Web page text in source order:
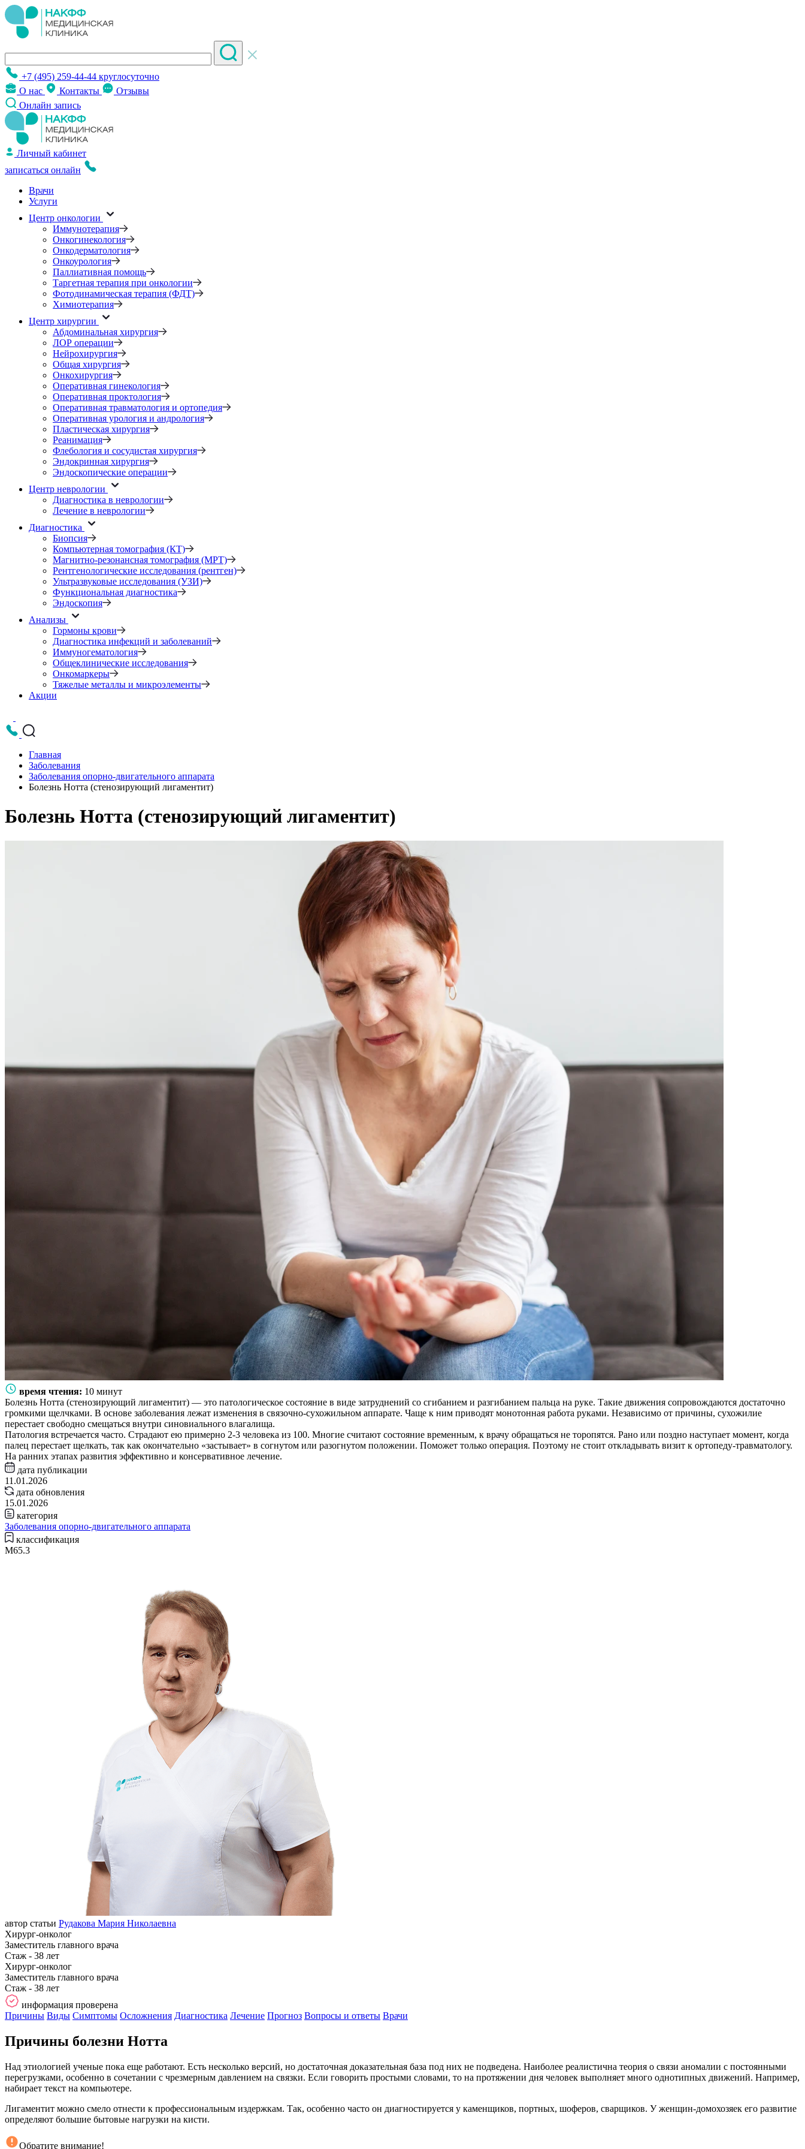
+7 (495) 259-44-44 круглосуточно
О нас
Контакты
Отзывы
Онлайн запись
Личный кабинет
записаться онлайн
Врачи
Услуги
Центр онкологии
Иммунотерапия
Онкогинекология
Онкодерматология
Онкоурология
Паллиативная помощь
Таргетная терапия при онкологии
Фотодинамическая терапия (ФДТ)
Химиотерапия
Центр хирургии
Абдоминальная хирургия
ЛОР операции
Нейрохирургия
Общая хирургия
Онкохирургия
Оперативная гинекология
Оперативная проктология
Оперативная травматология и ортопедия
Оперативная урология и андрология
Пластическая хирургия
Реанимация
Флебология и сосудистая хирургия
Эндокринная хирургия
Эндоскопические операции
Центр неврологии
Диагностика в неврологии
Лечение в неврологии
Диагностика
Биопсия
Компьютерная томография (КТ)
Магнитно-резонансная томография (МРТ)
Рентгенологические исследования (рентген)
Ультразвуковые исследования (УЗИ)
Функциональная диагностика
Эндоскопия
Анализы
Гормоны крови
Диагностика инфекций и заболеваний
Иммуногематология
Общеклинические исследования
Онкомаркеры
Тяжелые металлы и микроэлементы
Акции
Главная
Заболевания
Заболевания опорно-двигательного аппарата
Болезнь Нотта (стенозирующий лигаментит)
Болезнь Нотта (стенозирующий лигаментит)
время чтения: 10 минут
Болезнь Нотта (стенозирующий лигаментит) — это патологическое состояние в виде затруднений со сгибанием и разгибанием пальца на руке. Такие движения сопровождаются достаточно
громкими щелчками. В основе заболевания лежат изменения в связочно-сухожильном аппарате. Чаще к ним приводят монотонная работа руками. Независимо от причины, сухожилие
перестает свободно смещаться внутри синовиального влагалища.
Патология встречается часто. Страдают ею примерно 2-3 человека из 100. Многие считают состояние временным, к врачу обращаться не торопятся. Рано или поздно наступает момент, когда
палец перестает щелкать, так как окончательно «застывает» в согнутом или разогнутом положении. Поможет только операция. Поэтому не стоит откладывать визит к ортопеду-травматологу.
На ранних этапах развития эффективно и консервативное лечение.
дата публикации
11.01.2026
дата обновления
15.01.2026
категория
Заболевания опорно-двигательного аппарата
классификация
M65.3
автор статьи Рудакова Мария Николаевна
Хирург-онколог
Заместитель главного врача
Стаж - 38 лет
Хирург-онколог
Заместитель главного врача
Стаж - 38 лет
информация проверена
Причины Виды Симптомы Осложнения Диагностика Лечение Прогноз Вопросы и ответы Врачи
Причины болезни Нотта
Над этиологией ученые пока еще работают. Есть несколько версий, но достаточная доказательная база под них не подведена. Наиболее реалистична теория о связи аномалии с постоянными
перегрузками, особенно в сочетании с чрезмерным давлением на связки. Если говорить простыми словами, то на протяжении дня человек выполняет много однотипных движений. Например,
набирает текст на компьютере.
Лигаментит можно смело отнести к профессиональным издержкам. Так, особенно часто он диагностируется у каменщиков, портных, шоферов, сварщиков. У женщин-домохозяек его развитие
определяют большие бытовые нагрузки на кисти.
Обратите внимание!